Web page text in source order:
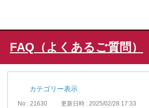
FAQ（よくあるご質問）
カテゴリー表示
No : 21630 更新日時 : 2025/02/28 17:33